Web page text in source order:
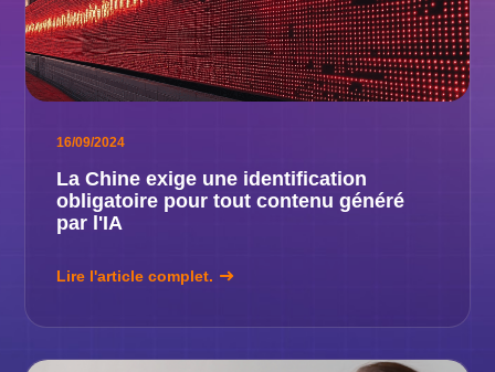
16/09/2024
La Chine exige une identification
obligatoire pour tout contenu généré
par l'IA
Lire l'article complet.